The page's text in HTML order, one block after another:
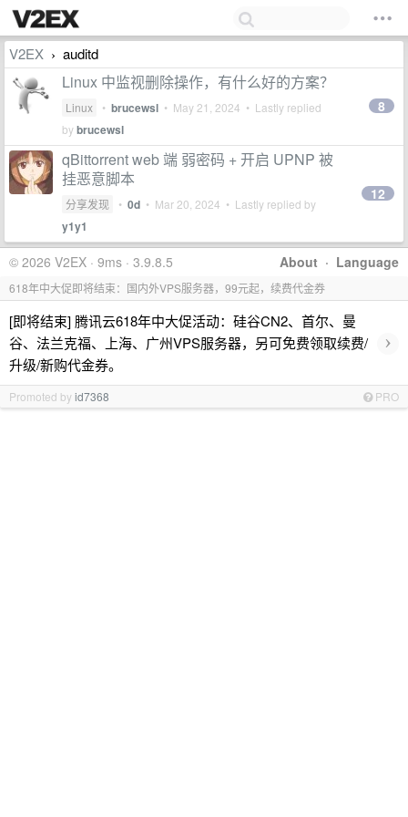
V2EX › auditd
Linux 中监视删除操作，有什么好的方案？
Linux • brucewsl • May 21, 2024 • Lastly replied
bybrucewsl
8
qBittorrent web 端 弱密码 + 开启 UPNP 被
挂恶意脚本
分享发现 • 0d • Mar 20, 2024 • Lastly replied by
y1y1
12
About · Language
© 2026 V2EX · 9ms · 3.9.8.5
618年中大促即将结束：国内外VPS服务器，99元起，续费代金券
[即将结束] 腾讯云618年中大促活动：硅谷CN2、首尔、曼
谷、法兰克福、上海、广州VPS服务器，另可免费领取续费/
升级/新购代金券。
›
Promoted byid7368 PRO